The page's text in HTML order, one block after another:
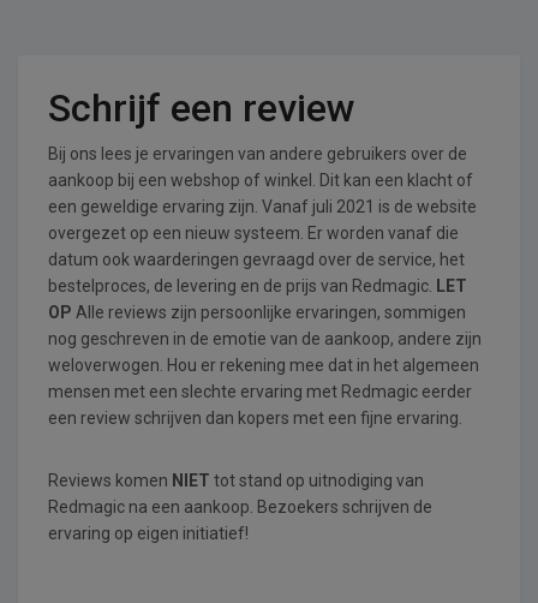
Schrijf een review
Bij ons lees je ervaringen van andere gebruikers over de
aankoop bij een webshop of winkel. Dit kan een klacht of
een geweldige ervaring zijn. Vanaf juli 2021 is de website
overgezet op een nieuw systeem. Er worden vanaf die
datum ook waarderingen gevraagd over de service, het
bestelproces, de levering en de prijs van Redmagic. LET
OP Alle reviews zijn persoonlijke ervaringen, sommigen
nog geschreven in de emotie van de aankoop, andere zijn
weloverwogen. Hou er rekening mee dat in het algemeen
mensen met een slechte ervaring met Redmagic eerder
een review schrijven dan kopers met een fijne ervaring.
Reviews komen NIET tot stand op uitnodiging van
Redmagic na een aankoop. Bezoekers schrijven de
ervaring op eigen initiatief!